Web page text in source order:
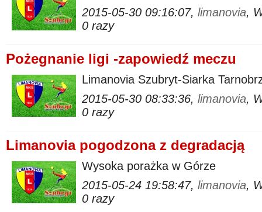
2015-05-30 09:16:07, limanovia,
0 razy
Pożegnanie ligi -zapowiedź meczu
Limanovia Szubryt-Siarka
2015-05-30 08:33:36, limanovia,
0 razy
Limanovia pogodzona z degradacją
Wysoka porażka w Górze
2015-05-24 19:58:47, limanovia,
0 razy